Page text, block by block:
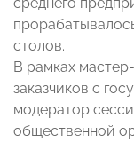
столов.
В рамках
заказчиков с
модератор
общественной